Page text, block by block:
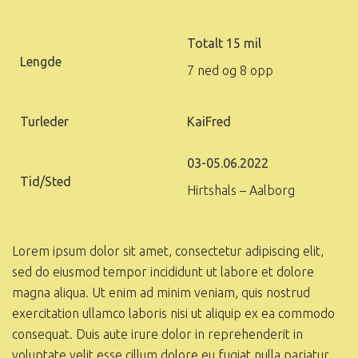
Lengde
Totalt 15 mil
7 ned og 8 opp
Turleder KaiFred
Tid/Sted
03-05.06.2022
Hirtshals – Aalborg
Lorem ipsum dolor sit amet, consectetur adipiscing elit,
sed do eiusmod tempor incididunt ut labore et dolore
magna aliqua. Ut enim ad minim veniam, quis nostrud
exercitation ullamco laboris nisi ut aliquip ex ea commodo
consequat. Duis aute irure dolor in reprehenderit in
voluptate velit esse cillum dolore eu fugiat nulla pariatur.